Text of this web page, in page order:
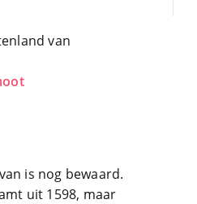
van
is nog bewaard.
uit 1598, maar